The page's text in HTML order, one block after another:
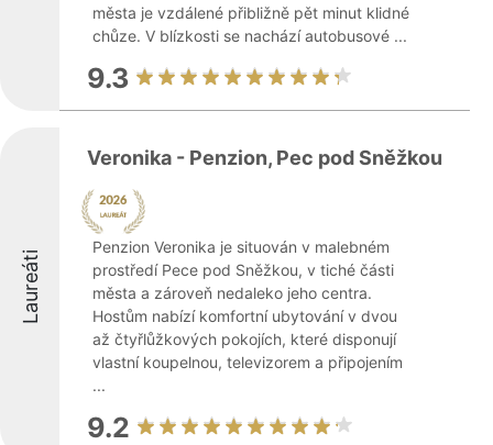
města je vzdálené přibližně pět minut klidné
chůze. V blízkosti se nachází autobusové ...
9.3
Laureáti
Veronika - Penzion, Pec pod Sněžkou
Penzion Veronika je situován v malebném
prostředí Pece pod Sněžkou, v tiché části
města a zároveň nedaleko jeho centra.
Hostům nabízí komfortní ubytování v dvou
až čtyřlůžkových pokojích, které disponují
vlastní koupelnou, televizorem a připojením
...
9.2